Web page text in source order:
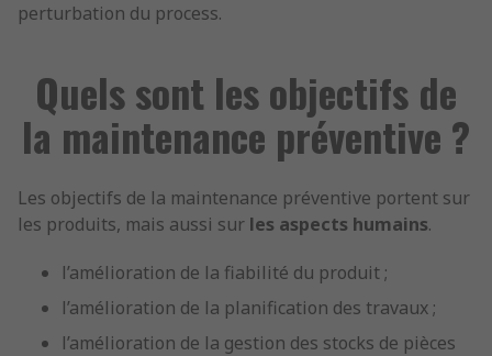
perturbation du process.
Quels sont les objectifs de
la maintenance préventive ?
Les objectifs de la maintenance préventive portent sur
les produits, mais aussi sur les aspects humains.
l’amélioration de la fiabilité du produit ;
l’amélioration de la planification des travaux ;
l’amélioration de la gestion des stocks de pièces